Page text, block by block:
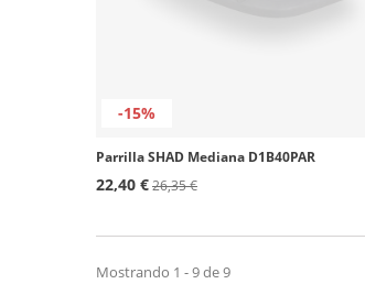
-15%
Parrilla SHAD Mediana D1B40PAR
22,40 €26,35 €
Mostrando 1 - 9 de 9